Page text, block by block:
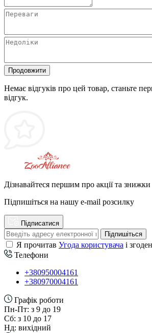
Продовжити
Немає відгуків про цей товар, станьте
відгук.
Дізнавайтеся першим про акції та знижки
Підпишіться на нашу e-mail розсилку
Підписатися
Підпишіться
Я прочитав Угода користувача і
Телефони
+380950004161
+380970004161
Графік роботи
Пн-Пт: з 9 до 19
Сб: з 10 до 17
Нд: вихідний